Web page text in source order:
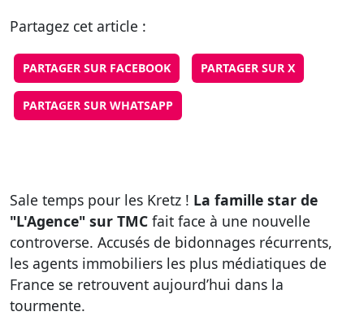
Partagez cet article :
PARTAGER SUR FACEBOOK PARTAGER SUR X
PARTAGER SUR WHATSAPP
Sale temps pour les Kretz ! La famille star de
"L'Agence" sur TMC fait face à une nouvelle
controverse. Accusés de bidonnages récurrents,
les agents immobiliers les plus médiatiques de
France se retrouvent aujourd’hui dans la
tourmente.